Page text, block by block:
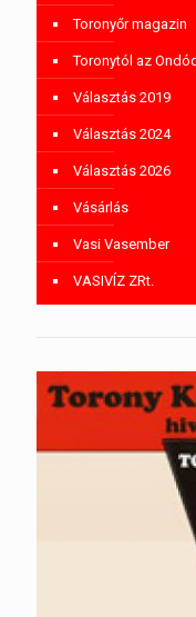
Toronyőr magazin
Toronytól az
Választás 2019
Választás 2024
Választás 2026
Vásárlás
Vasi Vasember
VASIVÍZ ZRt.